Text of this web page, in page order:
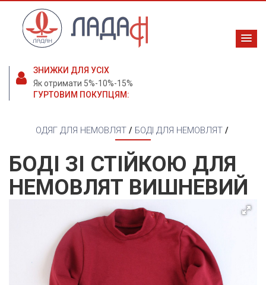
ЗНИЖКИ ДЛЯ УСІХ
Як отримати 5%-10%-15%
ГУРТОВИМ ПОКУПЦЯМ:
ОДЯГ ДЛЯ НЕМОВЛЯТ/ БОДІ ДЛЯ НЕМОВЛЯТ/
БОДІ ЗІ СТІЙКОЮ ДЛЯ
НЕМОВЛЯТ ВИШНЕВИЙ